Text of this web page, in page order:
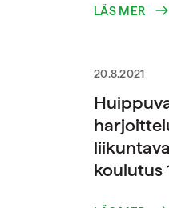
LÄS MER
20.8.2021
koulutus